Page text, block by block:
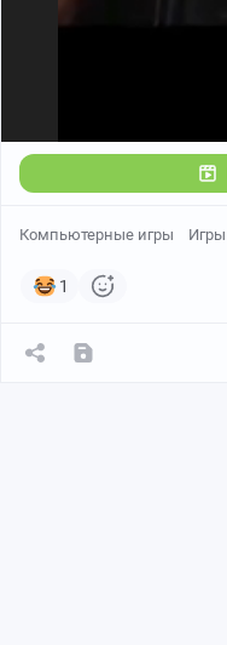
Компьютерные игры Игры
1